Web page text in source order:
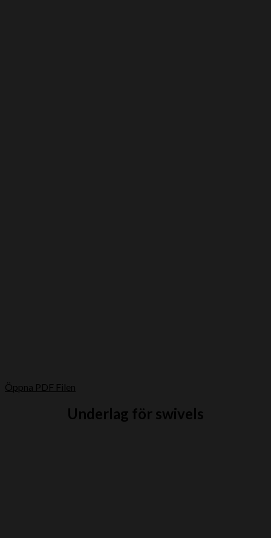
Öppna PDF Filen
Underlag för swivels